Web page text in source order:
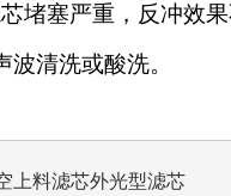
堵塞严重，反冲效
波清洗或酸洗。
上料滤芯外光型滤芯